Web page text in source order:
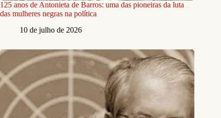
125 anos de Antonieta de Barros: uma das pioneiras da luta
das mulheres negras na política
10 de julho de 2026